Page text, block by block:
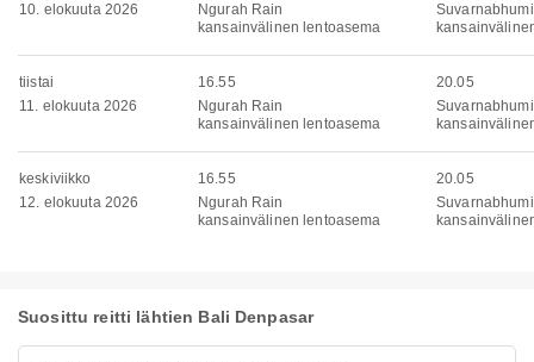
10. elokuuta 2026
Ngurah Rain
kansainvälinen lentoasema
tiistai
11. elokuuta 2026
16.55
Ngurah Rain
kansainvälinen lentoasema
20.05
keskiviikko
12. elokuuta 2026
16.55
Ngurah Rain
kansainvälinen lentoasema
20.05
Suosittu reitti lähtien Bali Denpasar